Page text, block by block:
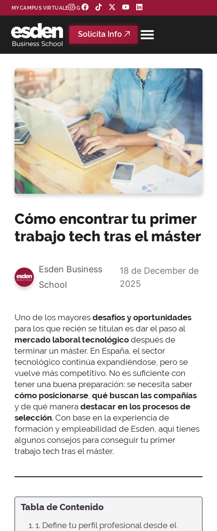
MYCAMPUS VIRTUAL BLOG
Solicita Info
Cómo encontrar tu primer
trabajo tech tras el máster
Esden Business
School
18 de December de
2025
Uno de los mayores desafíos y oportunidades
para los que recién se titulan es dar el paso al
mercado laboral tecnológico después de
terminar un máster. En España, el sector
tecnológico continúa expandiéndose, pero se
vuelve más competitivo. No es suficiente con
tener una buena preparación: se necesita saber
cómo posicionarse, qué buscan las compañías
y de qué manera destacar en los procesos de
selección. Con base en la experiencia de
formación y empleabilidad de Esden, aquí tienes
algunos consejos para conseguir tu primer
trabajo tech tras el máster.
Tabla de Contenido
1. 1. Define tu perfil profesional desde el